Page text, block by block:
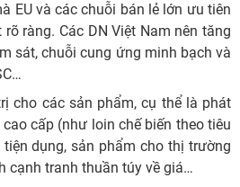
EU và các chuỗi bán lẻ lớn ưu tiên
ràng. Các DN Việt Nam nên tăng
sát, chuỗi cung ứng minh bạch và
cho các sản phẩm, cụ thể là phát
cấp (như loin chế biến theo tiêu
dụng, sản phẩm cho thị trường
cạnh tranh thuần túy về giá…